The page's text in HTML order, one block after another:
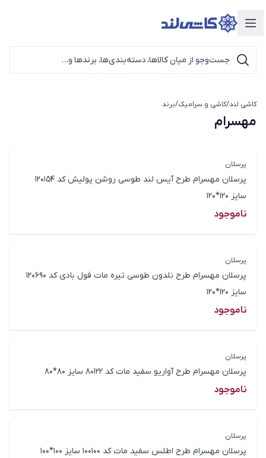
دسته‌بندی محصولات
کاشی لند/کاشی و سرامیک/برند
مهسرام
پرسلان
پرسلان مهسرام طرح آیس لند طوسی روشن پولیش کد 120154
سایز 120*120
ناموجود
پرسلان
پرسلان مهسرام طرح نلدون طوسی تیره مات فول بادی کد 120690
سایز 120*120
ناموجود
پرسلان
پرسلان مهسرام طرح آواریو سفید مات کد 80122 سایز 80*80
ناموجود
پرسلان
پرسلان مهسرام طرح اطلس سفید مات کد 100100 سایز 100*100